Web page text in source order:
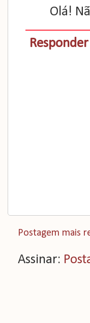
Olá!
Responder
Postagem mais
Assinar: